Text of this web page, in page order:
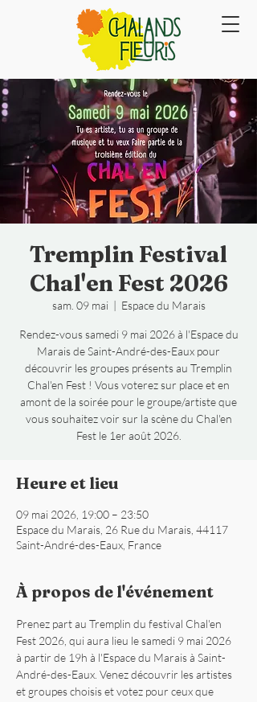
Tremplin Festival
Chal'en Fest 2026
sam. 09 mai
  |
Espace du Marais
Rendez-vous samedi 9 mai 2026 à l'Espace du
Marais de Saint-André-des-Eaux pour
découvrir les groupes présents au Tremplin
Chal'en Fest ! Vous voterez sur place et en
amont de la soirée pour le groupe/artiste que
vous souhaitez voir sur la scène du Chal'en
Fest le 1er août 2026.
Heure et lieu
09 mai 2026, 19:00 – 23:50
Espace du Marais, 26 Rue du Marais, 44117
Saint-André-des-Eaux, France
À propos de l'événement
Prenez part au Tremplin du festival Chal'en
Fest 2026, qui aura lieu le samedi 9 mai 2026
à partir de 19h à l'Espace du Marais à Saint-
André-des-Eaux. Venez découvrir les artistes
et groupes choisis et votez pour ceux que